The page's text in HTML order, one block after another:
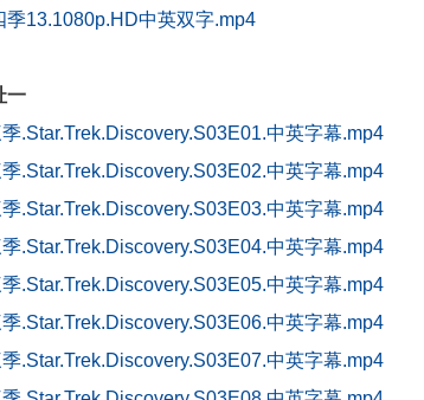
13.1080p.HD中英双字.mp4
一
.Star.Trek.Discovery.S03E01.中英字幕.mp4
.Star.Trek.Discovery.S03E02.中英字幕.mp4
.Star.Trek.Discovery.S03E03.中英字幕.mp4
.Star.Trek.Discovery.S03E04.中英字幕.mp4
.Star.Trek.Discovery.S03E05.中英字幕.mp4
.Star.Trek.Discovery.S03E06.中英字幕.mp4
.Star.Trek.Discovery.S03E07.中英字幕.mp4